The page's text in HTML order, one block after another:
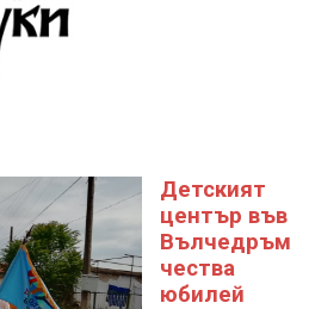
Детският
център във
Вълчедръм
чества
юбилей